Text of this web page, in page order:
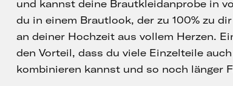
und kannst deine Brautkleidanprobe in
du in einem Brautlook, der zu 100% zu
an deiner Hochzeit aus vollem Herzen.
den Vorteil, dass du viele Einzelteile
kombinieren kannst und so noch länger